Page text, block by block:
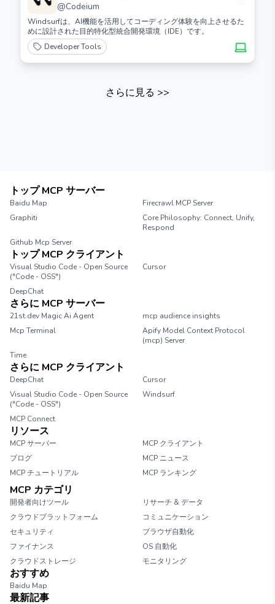
@Codeium
Windsurfは、AI機能を活用してコーディング体験を向上させるた
めに設計された目的特化型統合開発環境（IDE）です。
Developer Tools
さらに見る >>
トップ MCP サーバー
Baidu Map
Firecrawl MCP Server
Graphiti
Core Philosophy: Connect, Unify,
Respond
Github Mcp Server
トップ MCP クライアント
Visual Studio Code - Open Source
("Code - OSS")
Cursor
DeepChat
さらに MCP サーバー
21st.dev Magic Ai Agent
mcp audience insights
Mcp Terminal
Apify Model Context Protocol
(mcp) Server
Time
さらに MCP クライアント
DeepChat
Cursor
Visual Studio Code - Open Source
("Code - OSS")
Windsurf
MCP Connect
リソース
MCP サーバー
MCP クライアント
ブログ
MCP ニュース
MCP チュートリアル
MCP ランキング
MCP カテゴリ
開発者向けツール
リサーチ & データ
クラウドプラットフォーム
コミュニケーション
セキュリティ
ブラウザ自動化
ファイナンス
OS 自動化
クラウドストレージ
モニタリング
おすすめ
Baidu Map
最新記事